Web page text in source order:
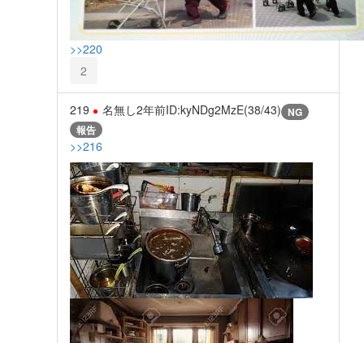
>>220
2
219 名無し2年前ID:kyNDg2MzE(38/43) NG
報告
>>216